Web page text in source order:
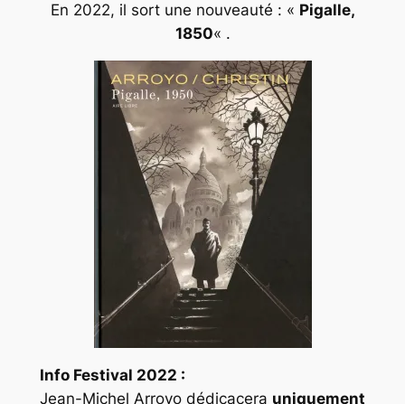
En 2022, il sort une nouveauté : « Pigalle,
1850« .
Info Festival 2022 :
Jean-Michel Arroyo dédicacera uniquement